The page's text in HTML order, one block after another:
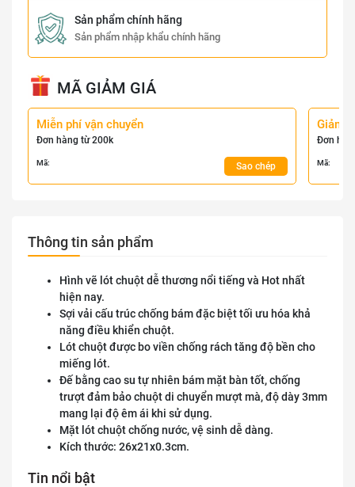
Sản phẩm chính hãng
Sản phẩm nhập khẩu chính hãng
MÃ GIẢM GIÁ
Miễn phí vận chuyển
Đơn hàng từ 200k
Mã: Sao chép
Giảm
Đơn
Mã:
Thông tin sản phẩm
Hình vẽ lót chuột dễ thương nổi tiếng và Hot nhất
hiện nay.
Sợi vải cấu trúc chống bám đặc biệt tối ưu hóa khả
năng điều khiển chuột.
Lót chuột được bo viền chống rách tăng độ bền cho
miếng lót.
Đế bằng cao su tự nhiên bám mặt bàn tốt, chống
trượt đảm bảo chuột di chuyển mượt mà, độ dày 3mm
mang lại độ êm ái khi sử dụng.
Mặt lót chuột chống nước, vệ sinh dễ dàng.
Kích thước: 26x21x0.3cm.
Tin nổi bật